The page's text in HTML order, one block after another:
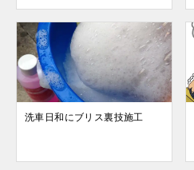
洗車日和にブリス裏技施工